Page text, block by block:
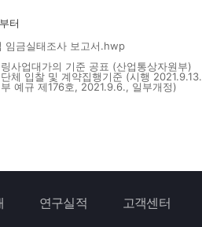
터
임금실태조사 보고서.hwp
사업대가의 기준 공표 (산업통상자원부)
체 입찰 및 계약집행기준 (시행 2021.9.13.
예규 제176호, 2021.9.6., 일부개정)
연구실적 고객센터